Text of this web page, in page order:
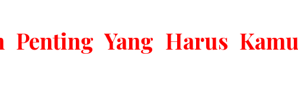
Penting Yang Harus Kamu